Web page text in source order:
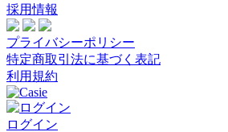
採用情報
プライバシーポリシー
特定商取引法に基づく表記
利用規約
ログイン